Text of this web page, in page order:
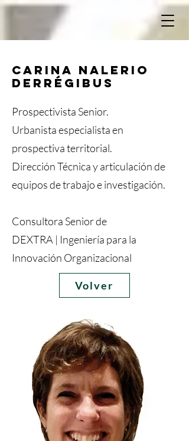
Carina nalerio
derrégibus
Prospectivista Senior.
Urbanista especialista en
prospectiva territorial.
Dirección Técnica y articulación de
equipos de trabajo e investigación.
Consultora Senior de
DEXTRA | Ingeniería para la
Innovación Organizacional
Volver